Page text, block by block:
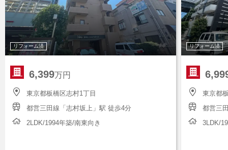
リフォーム済
6,399万円
東京都板橋区志村1丁目
都営三田線「志村坂上」駅 徒歩4分
2LDK/1994年築/南東向き
リフォーム済
東京都
都営三
3LDK/